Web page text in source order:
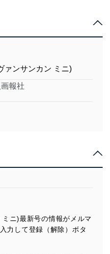
ァンサンカン ミニ)
報社
ニ)最新号の情報がメルマ
力して登録（解除）ボタ